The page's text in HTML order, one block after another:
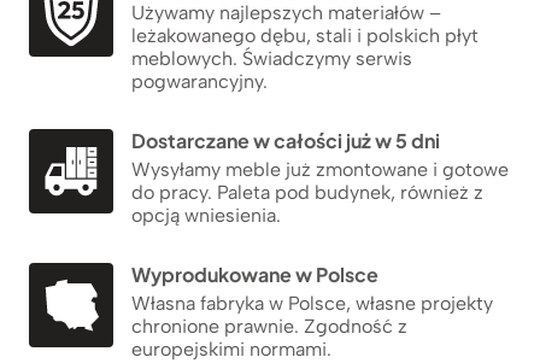
Używamy najlepszych materiałów –
leżakowanego dębu, stali i polskich płyt
meblowych. Świadczymy serwis
pogwarancyjny.
Dostarczane w całości już w 5 dni
Wysyłamy meble już zmontowane i gotowe
do pracy. Paleta pod budynek, również z
opcją wniesienia.
Wyprodukowane w Polsce
Własna fabryka w Polsce, własne projekty
chronione prawnie. Zgodność z
europejskimi normami.